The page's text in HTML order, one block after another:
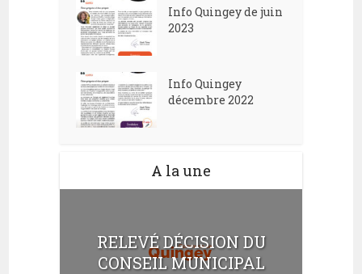
Info Quingey de juin
2023
Info Quingey
décembre 2022
A la une
RELEVÉ DÉCISION DU
CONSEIL MUNICIPAL